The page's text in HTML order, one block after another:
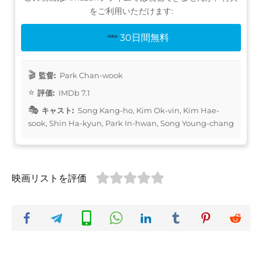
をご利用いただけます:
30日間無料
監督: Park Chan-wook
評価: IMDb 7.1
キャスト: Song Kang-ho, Kim Ok-vin, Kim Hae-
sook, Shin Ha-kyun, Park In-hwan, Song Young-chang
映画リストを評価